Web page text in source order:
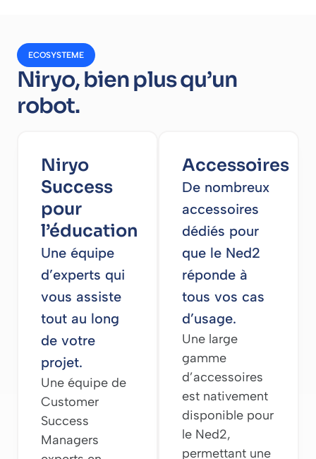
ECOSYSTEME
Niryo, bien plus qu’un
robot.
Niryo
Success
pour
l’éducation
Une équipe
d’experts qui
vous assiste
tout au long
de votre
projet.
Une équipe de
Customer
Success
Managers
Accessoires
De nombreux
accessoires
dédiés pour
que le Ned2
réponde à
tous vos cas
d’usage.
Une large
gamme
d’accessoires
est nativement
disponible pour
le Ned2,
permettant une